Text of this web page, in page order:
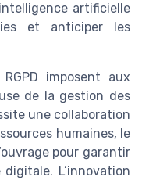
artificielle
et anticiper les
imposent aux
de la gestion des
une collaboration
humaines, le
pour garantir
L’innovation